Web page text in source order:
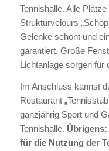
Tennishalle. Alle
Strukturvelours
Gelenke schont und
garantiert. Große
Lichtanlage sorgen für
Im Anschluss kannst
Restaurant
ganzjährig Sport und
Tennishalle.
für die Nutzung der